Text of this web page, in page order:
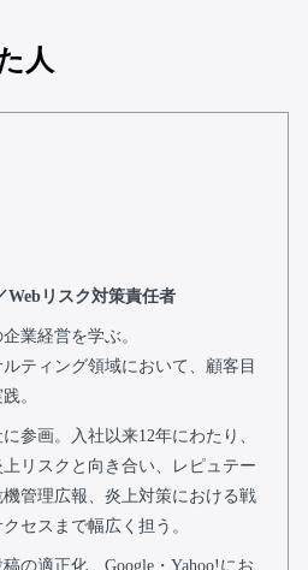
人
Webリスク対策責任者
業経営を学ぶ。
ティング領域において、顧客目
。
参画。入社以来12年にわたり、
リスクと向き合い、レピュテー
管理広報、炎上対策における戦
セスまで幅広く担う。
の適正化、Google・Yahoo!にお